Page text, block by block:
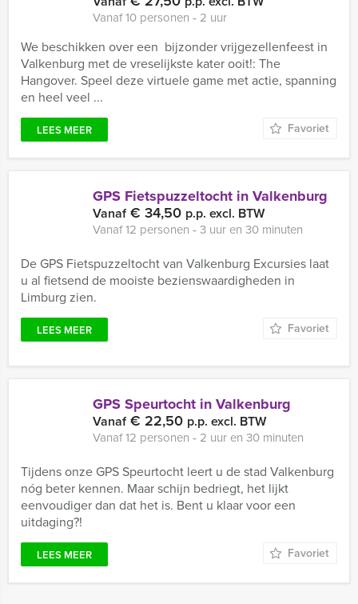
Vanaf 10 personen ‐ 2 uur
We beschikken over een bijzonder vrijgezellenfeest in
Valkenburg met de vreselijkste kater ooit!: The
Hangover. Speel deze virtuele game met actie, spanning
en heel veel ...
LEES MEER Favoriet
GPS Fietspuzzeltocht in Valkenburg
Vanaf€ 34,50 p.p. excl. BTW
Vanaf 12 personen ‐ 3 uur en 30 minuten
De GPS Fietspuzzeltocht van Valkenburg Excursies laat
u al fietsend de mooiste bezienswaardigheden in
Limburg zien.
LEES MEER Favoriet
GPS Speurtocht in Valkenburg
Vanaf€ 22,50 p.p. excl. BTW
Vanaf 12 personen ‐ 2 uur en 30 minuten
Tijdens onze GPS Speurtocht leert u de stad Valkenburg
nóg beter kennen. Maar schijn bedriegt, het lijkt
eenvoudiger dan dat het is. Bent u klaar voor een
uitdaging?!
LEES MEER Favoriet